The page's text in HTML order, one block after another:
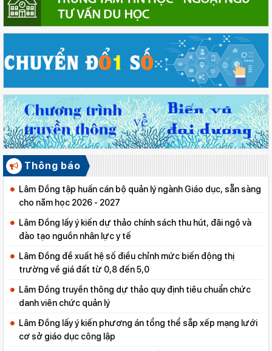
Thông báo
Lâm Đồng tập huấn cán bộ quản lý ngành Giáo dục, sẵn sàng
cho năm học 2026 - 2027
Lâm Đồng lấy ý kiến dự thảo chính sách thu hút, đãi ngộ và
đào tạo nguồn nhân lực y tế
Lâm Đồng đề xuất hệ số điều chỉnh mức biến động thị
trường về giá đất từ 0,8 đến 5,0
Lâm Đồng truyền thông dự thảo quy định tiêu chuẩn chức
danh viên chức quản lý
Lâm Đồng lấy ý kiến phương án tổng thể sắp xếp mạng lưới
cơ sở giáo dục công lập